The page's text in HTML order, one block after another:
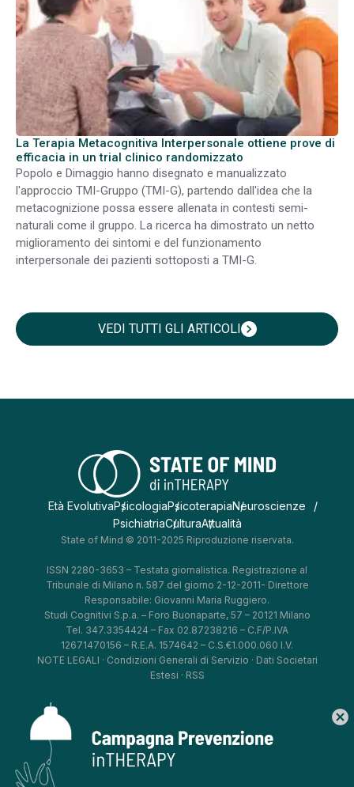
La Terapia Metacognitiva Interpersonale ottiene prove di
efficacia in un trial clinico randomizzato
Popolo e Dimaggio hanno disegnato e manualizzato
l'approccio TMI-Gruppo (TMI-G), partendo dall'idea che la
metacognizione possa essere allenata in contesti semi-
naturali come il gruppo. La ricerca ha dimostrato un netto
miglioramento dei sintomi e del funzionamento
interpersonale dei pazienti sottoposti a TMI-G.
VEDI TUTTI GLI ARTICOLIchevron_right
Età EvolutivaPsicologiaPsicoterapiaNeuroscienze
PsichiatriaCulturaAttualità
State of Mind © 2011-2025 Riproduzione riservata.
ISSN 2280-3653 – Testata giornalistica. Registrazione al
Tribunale di Milano n. 587 del giorno 2-12-2011- Direttore
Responsabile: Giovanni Maria Ruggiero.
Studi Cognitivi S.p.a. – Foro Buonaparte, 57 – 20121 Milano
Tel. 347.3354424 – Fax 02.87238216 – C.F/P.IVA
12671470156 – R.E.A. 1574642 – C.S.€1.000.060 I.V.
NOTE LEGALI · Condizioni Generali di Servizio · Dati Societari
Estesi · RSS
Aggiorna le tue preferenze–
** **
cancel